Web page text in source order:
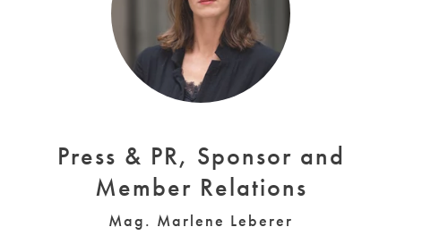
Press & PR, Sponsor and
Member Relations
Mag. Marlene Leberer